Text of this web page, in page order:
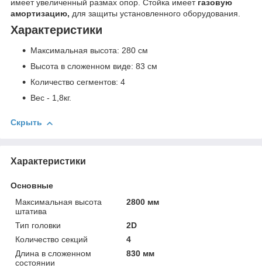
имеет увеличенный размах опор. Стойка имеет газовую
амортизацию, для защиты установленного оборудования.
Характеристики
Максимальная высота: 280 см
Высота в сложенном виде: 83 см
Количество сегментов: 4
Вес - 1,8кг.
Скрыть
Характеристики
Основные
Максимальная высота
штатива
2800 мм
Тип головки
2D
Количество секций
4
Длина в сложенном
состоянии
830 мм